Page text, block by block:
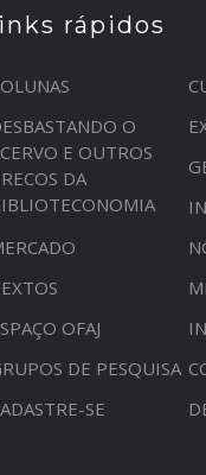
rápidos
O
E OUTROS
DA
OFAJ
DE PESQUISA
SE